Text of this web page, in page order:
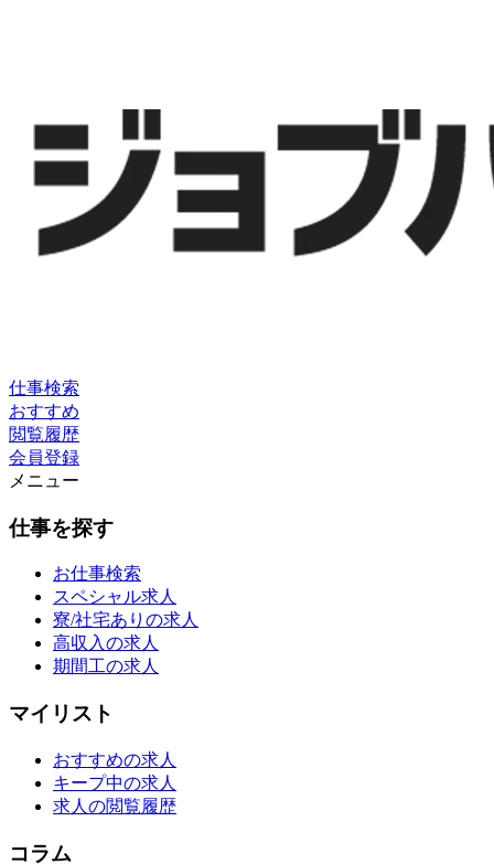
仕事検索
おすすめ
閲覧履歴
会員登録
メニュー
仕事を探す
お仕事検索
スペシャル求人
寮/社宅ありの求人
高収入の求人
期間工の求人
マイリスト
おすすめの求人
キープ中の求人
求人の閲覧履歴
コラム